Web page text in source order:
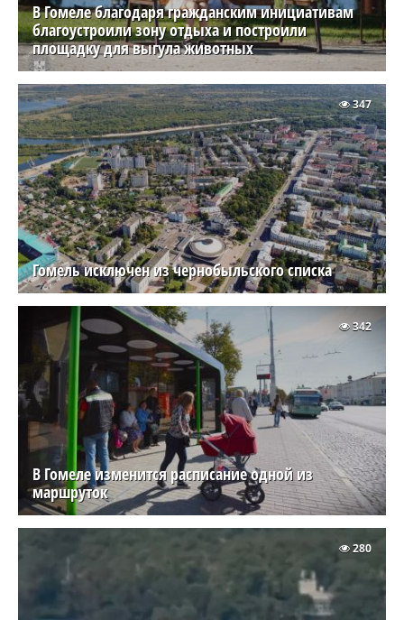
В Гомеле благодаря гражданским инициативам
благоустроили зону отдыха и построили
площадку для выгула животных
Гомель исключен из чернобыльского списка
347
В Гомеле изменится расписание одной из
маршруток
342
280